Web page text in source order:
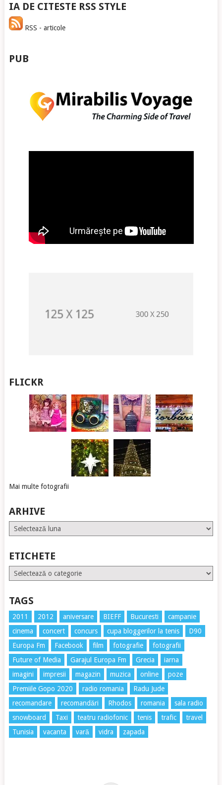
IA DE CITESTE RSS STYLE
RSS - articole
PUB
FLICKR
Mai multe fotografii
ARHIVE
Arhive
ETICHETE
Etichete
TAGS
2011 2012 aniversare BIEFF Bucuresti
campanie
cinema
concert concurs cupa bloggerilor la tenis
D90
Europa Fm
Facebook film fotografie
fotografii
Future of Media
Garajul Europa Fm Grecia
iarna
imagini
impresii magazin muzica online
poze
Premiile Gopo 2020
radio romania
Radu Jude
recomandare
recomandări Rhodos romania
sala radio
snowboard
Taxi teatru radiofonic tenis trafic
travel
Tunisia
vacanta vară vidra zapada